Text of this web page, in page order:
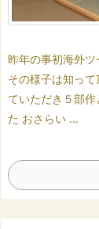
昨年の事初海外ツ
その様子は知っ
ていただき ５部
た おさらい ...